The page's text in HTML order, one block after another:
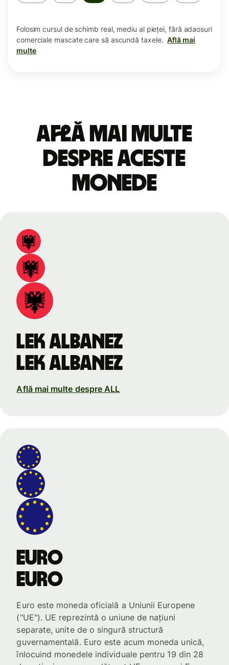
Folosim cursul de schimb real, mediu al pieței, fără adaosuri
comerciale mascate care să ascundă taxele. Află mai
multe
Află mai multe
despre aceste
monede
lek albanez
lek albanez
Află mai multe despre ALL
euro
euro
Euro este moneda oficială a Uniunii Europene
("UE"). UE reprezintă o uniune de națiuni
separate, unite de o singură structură
guvernamentală. Euro este acum moneda unică,
înlocuind monedele individuale pentru 19 din 28